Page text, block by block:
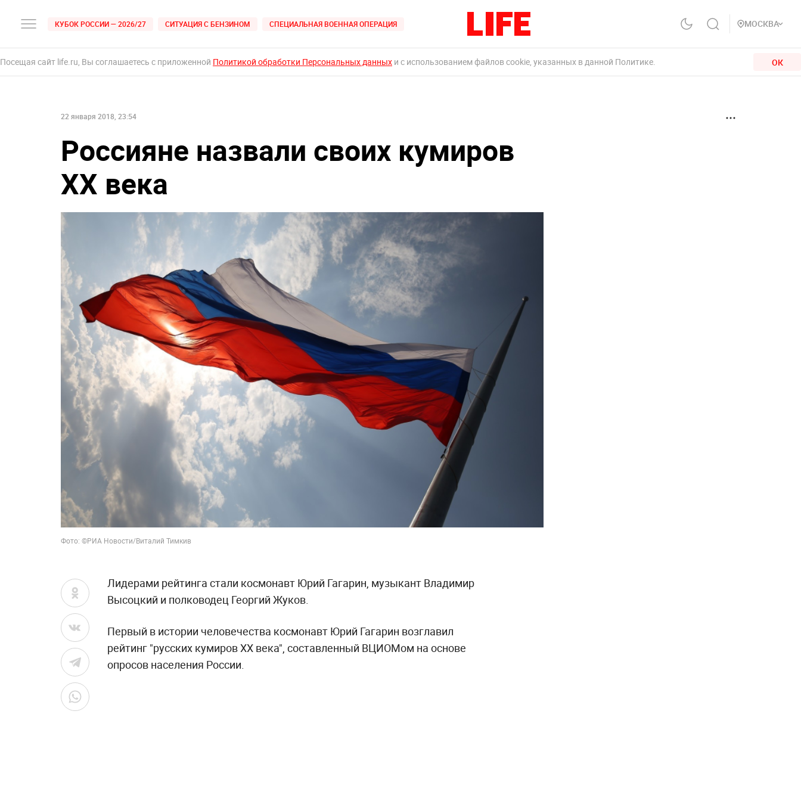
КУБОК РОССИИ — 2026/27 СИТУАЦИЯ С БЕНЗИНОМ СПЕЦИАЛЬНАЯ ВОЕННАЯ ОПЕРАЦИЯ МОСКВА
Посещая сайт life.ru, Вы соглашаетесь с приложенной Политикой обработки Персональных данных и с использованием файлов cookie, указанных в данной Политике. ОК
22 января 2018, 23:54
Россияне назвали своих кумиров
XX века
Фото: ©РИА Новости/Виталий Тимкив
Лидерами рейтинга стали космонавт Юрий Гагарин, музыкант Владимир
Высоцкий и полководец Георгий Жуков.
Первый в истории человечества космонавт Юрий Гагарин возглавил
рейтинг "русских кумиров XX века", составленный ВЦИОМом на основе
опросов населения России.